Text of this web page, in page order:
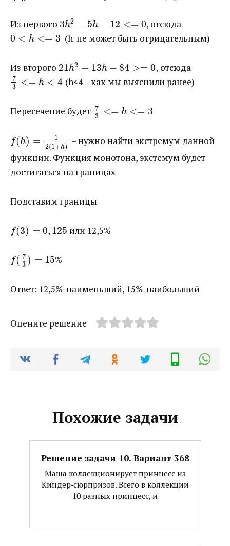
Из первого ​ 3h2 − 5h − 12 <= 0​, отсюда ​
0 < h <= 3 ​ (h-не может быть отрицательным)
Из второго ​ 21h2 − 13h − 84 >= 0​, отсюда ​
7
3
<= h < 4 ​ (h<4 – как мы выяснили ранее)
Пересечение будет ​ 7
3
<= h <= 3
f(h) =
1
2(1+h) ​ – нужно найти экстремум данной
функции. Функция монотона, экстемум будет
достигаться на границах
Подставим границы
f(3) = 0, 125 ​ или 12,5%
f( 7
3 ) = 15​%
Ответ: 12,5%-наименьший, 15%-наибольший
Оцените решение
Похожие задачи
Решение задачи 10. Вариант 368
Маша коллекционирует принцесс из
Киндер‐сюрпризов. Всего в коллекции
10 разных принцесс, и